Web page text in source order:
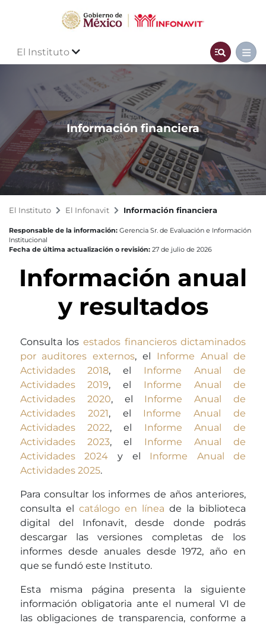
El Instituto
Información financiera
El Instituto El Infonavit Información financiera
Responsable de la información: Gerencia Sr. de Evaluación e Información
Institucional
Fecha de última actualización o revisión: 27 de julio de 2026
Información anual
y resultados
Consulta los estados financieros dictaminados
por auditores externos, el Informe Anual de
Actividades 2018, el Informe Anual de
Actividades 2019, el Informe Anual de
Actividades 2020, el Informe Anual de
Actividades 2021, el Informe Anual de
Actividades 2022, el Informe Anual de
Actividades 2023, el Informe Anual de
Actividades 2024 y el Informe Anual de
Actividades 2025.
Para consultar los informes de años anteriores,
consulta el catálogo en línea de la biblioteca
digital del Infonavit, desde donde podrás
descargar las versiones completas de los
informes desde anuales desde 1972, año en
que se fundó este Instituto.
Esta misma página presenta la siguiente
información obligatoria ante el numeral VI de
las obligaciones de transparencia, conforme a